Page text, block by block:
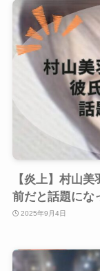
【炎上】村山
前だと話題にな
2025年9月4日